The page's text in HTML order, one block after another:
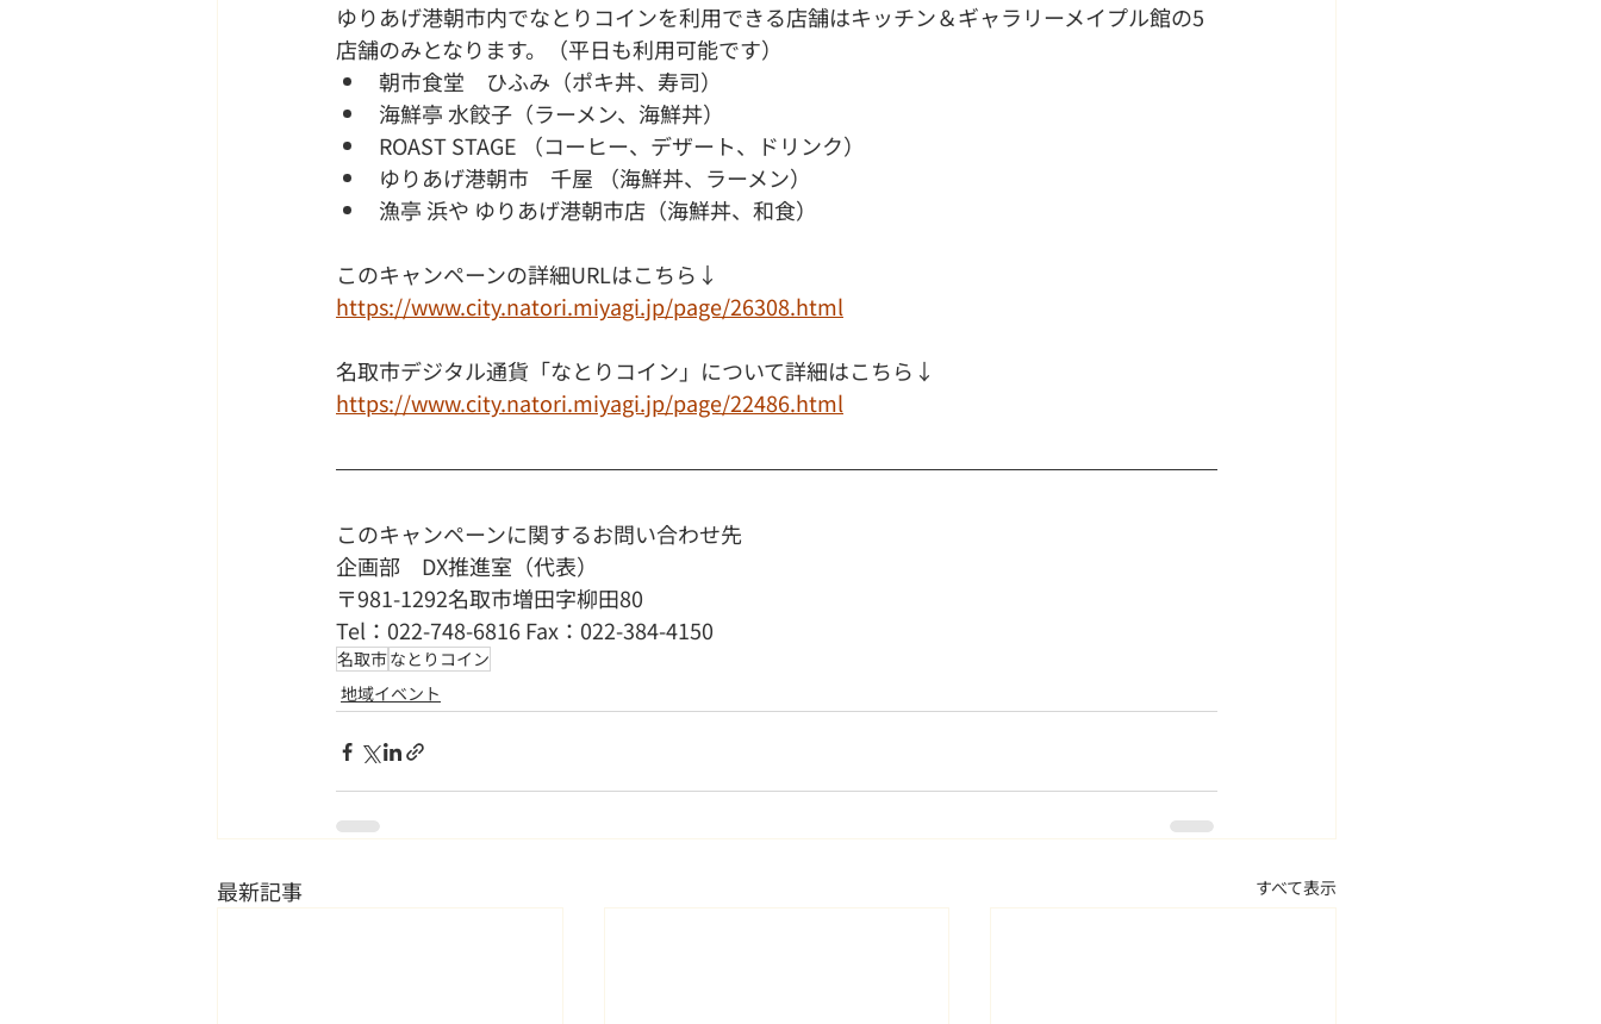
ゆりあげ港朝市内でなとりコインを利用できる店舗はキッチン＆ギャラリーメイプル館の5
店舗のみとなります。（平日も利用可能です）
朝市食堂　ひふみ（ポキ丼、寿司）
海鮮亭 水餃子（ラーメン、海鮮丼）
ROAST STAGE （コーヒー、デザート、ドリンク）
ゆりあげ港朝市　千屋 （海鮮丼、ラーメン）
漁亭 浜や ゆりあげ港朝市店（海鮮丼、和食）
このキャンペーンの詳細URLはこちら↓
https://www.city.natori.miyagi.jp/page/26308.html
名取市デジタル通貨「なとりコイン」について詳細はこちら↓
https://www.city.natori.miyagi.jp/page/22486.html
このキャンペーンに関するお問い合わせ先
企画部　DX推進室（代表）
〒981-1292名取市増田字柳田80
Tel：022-748-6816 Fax：022-384-4150
名取市なとりコイン
地域イベント
最新記事 すべて表示